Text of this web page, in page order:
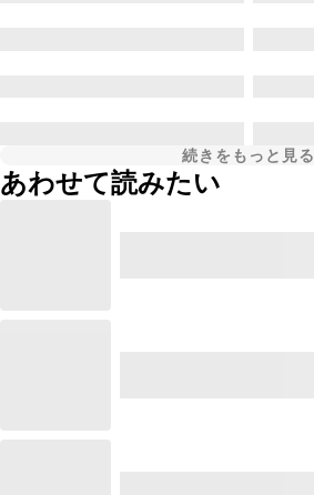
続きをもっと見る
あわせて読みたい